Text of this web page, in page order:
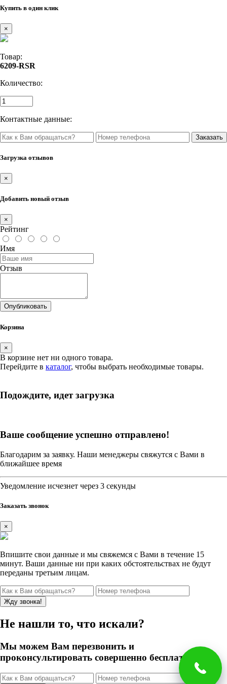
Купить в один клик
×
Товар:
6209-RSR
Количество:
Контактные данные:
Загрузка отзывов
×
Добавить новый отзыв
×
Рейтинг
Имя
Отзыв
Опубликовать
Корзина
×
В корзине нет ни одного товара.
Перейдите в каталог, чтобы выбрать необходимые товары.
Подождите, идет загрузка
Ваше сообщение успешно отправлено!
Благодарим за заявку. Наши менеджеры свяжутся с Вами в
ближайшее время
Уведомление исчезнет через 3 секунды
Заказать звонок
×
Впишите свои данные и мы свяжемся с Вами в течение 15
минут. Ваши данные ни при каких обстоятельствах не будут
переданы третьим лицам.
Не нашли то, что искали?
Мы можем Вам перезвонить и
проконсультировать совершенно бесплатно!